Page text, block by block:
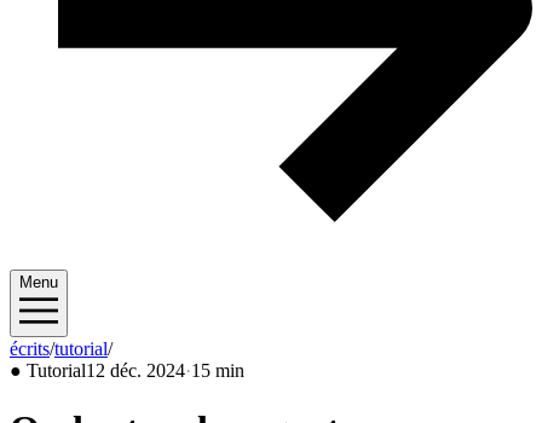
Menu
écrits/tutorial/2024/12
● Tutorial12 déc. 2024·15 min